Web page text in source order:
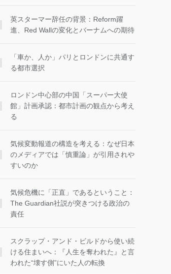
英スターマー辞任の背景：Reform躍
進、Red Wallの変化とバーナムへの期待
「車か、人か」パリとロンドンに共通す
る都市選択
ロンドン中心部の中国「スーパー大使
館」計画承認：都市計画の観点から考え
る
気候変動報道の構造を考える：なぜ日本
のメディアでは「慎重論」が引用されや
すいのか
気候危機に「正直」であるということ：
The Guardian社説が突きつける政治の
責任
スクラップ・アンド・ビルドから使い続
ける住まいへ：『人生を奪われた』と言
われた“壊す側”にいた人の転換